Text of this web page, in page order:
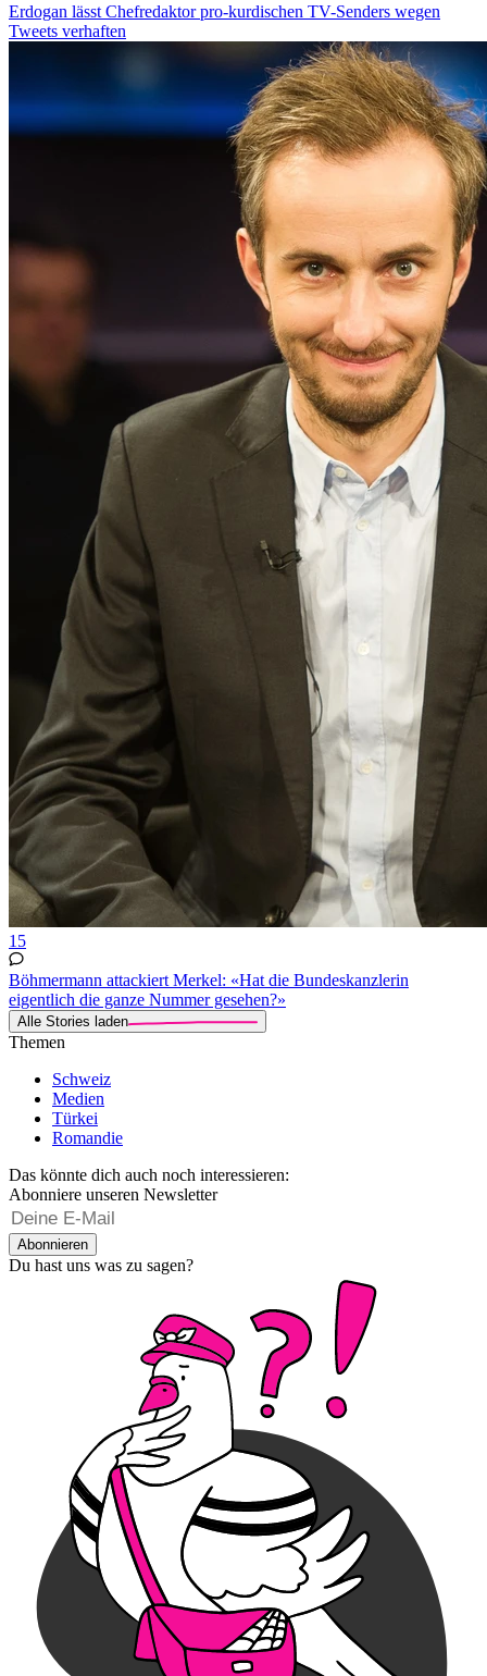
Erdogan lässt Chefredaktor pro-kurdischen TV-Senders wegen
Tweets verhaften
15
Böhmermann attackiert Merkel: «Hat die Bundeskanzlerin
eigentlich die ganze Nummer gesehen?»
Alle Stories laden
Themen
Schweiz
Medien
Türkei
Romandie
Das könnte dich auch noch interessieren:
Abonniere unseren Newsletter
Abonnieren
Du hast uns was zu sagen?